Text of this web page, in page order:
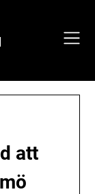
att